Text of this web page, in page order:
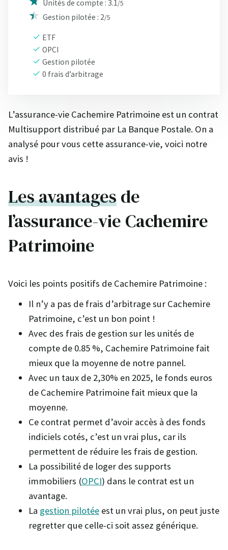
Unités de compte : 3.1/5
Gestion pilotée : 2/5
ETF
OPCI
Gestion pilotée
0 frais d’arbitrage
L’assurance-vie Cachemire Patrimoine est un contrat
Multisupport distribué par La Banque Postale. On a
analysé pour vous cette assurance-vie, voici notre
avis !
Les avantagesde
l’assurance-vie Cachemire
Patrimoine
Voici les points positifs de Cachemire Patrimoine :
Il n’y a pas de frais d’arbitrage sur Cachemire
Patrimoine, c’est un bon point !
Avec des frais de gestion sur les unités de
compte de 0.85 %, Cachemire Patrimoine fait
mieux que la moyenne de notre pannel.
Avec un taux de 2,30% en 2025, le fonds euros
de Cachemire Patrimoine fait mieux que la
moyenne.
Ce contrat permet d’avoir accès à des fonds
indiciels cotés, c’est un vrai plus, car ils
permettent de réduire les frais de gestion.
La possibilité de loger des supports
immobiliers (OPCI) dans le contrat est un
avantage.
La gestion pilotée est un vrai plus, on peut juste
regretter que celle-ci soit assez générique.